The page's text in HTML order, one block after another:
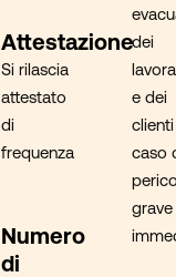
Attestazione
Si rilascia
attestato
di
frequenza
Numero
di
dei
e dei
caso
grave